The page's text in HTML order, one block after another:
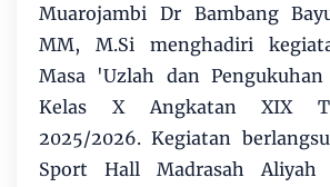
Muarojambi Dr Bambang
MM, M.Si menghadiri
Masa 'Uzlah dan
Kelas X Angkatan XIX
2025/2026. Kegiatan
Sport Hall Madrasah Aliyah